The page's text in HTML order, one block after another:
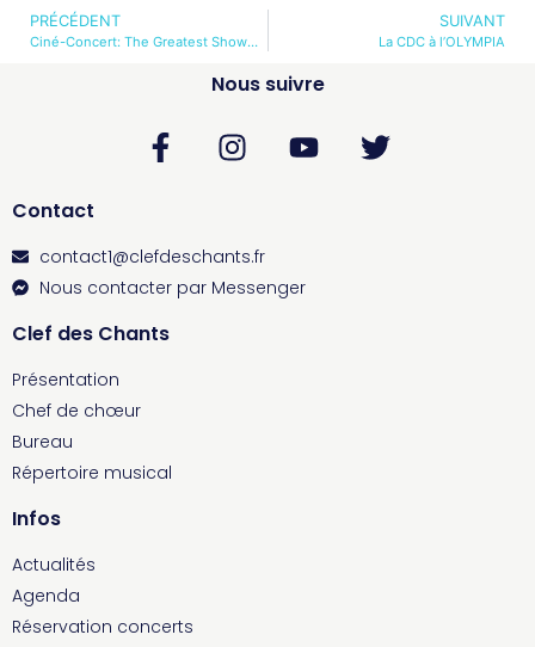
PRÉCÉDENT
Ciné-Concert: The Greatest Showman
SUIVANT
La CDC à l’OLYMPIA
Nous suivre
Contact
contact1@clefdeschants.fr
Nous contacter par Messenger
Clef des Chants
Présentation
Chef de chœur
Bureau
Répertoire musical
Infos
Actualités
Agenda
Réservation concerts